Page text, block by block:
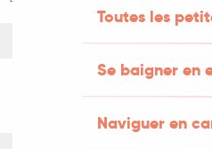
Toutes les
Se baigner en
Naviguer en